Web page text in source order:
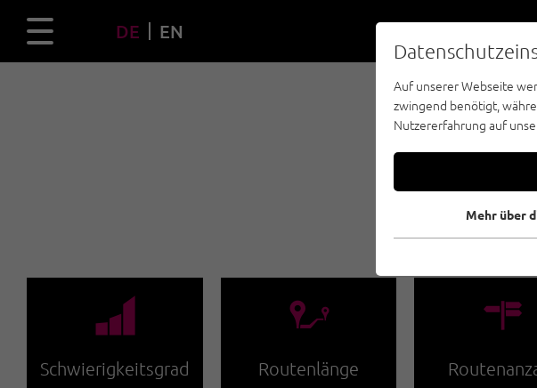
DE EN
🅟
🞽
Schwierigkeitsgrad
🔹
Routenlänge
🍫
Auf unserer Webseite
zwingend benötigt,
Nutzererfahrung auf
Mehr über